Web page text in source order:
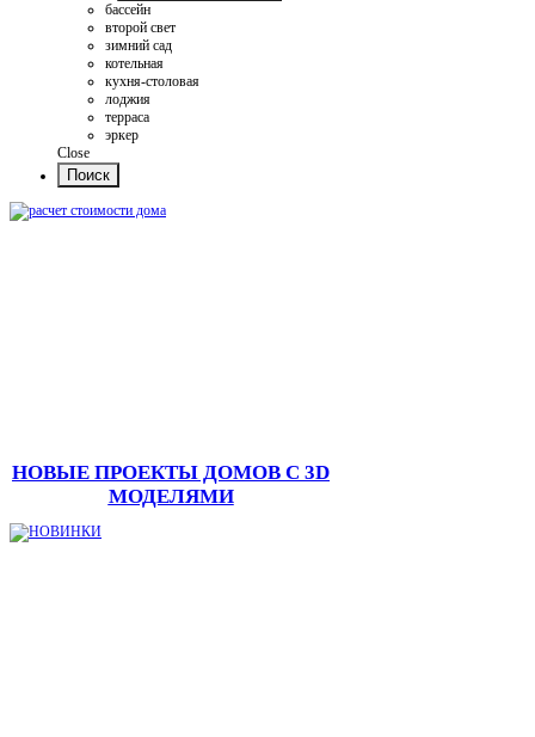
бассейн
второй свет
зимний сад
котельная
кухня-столовая
лоджия
терраса
эркер
Close
НОВЫЕ ПРОЕКТЫ ДОМОВ С 3D
МОДЕЛЯМИ